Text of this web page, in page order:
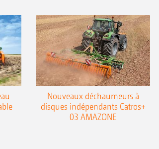
Nouveaux déchaumeurs à
disques indépendants Catros+
03 AMAZONE